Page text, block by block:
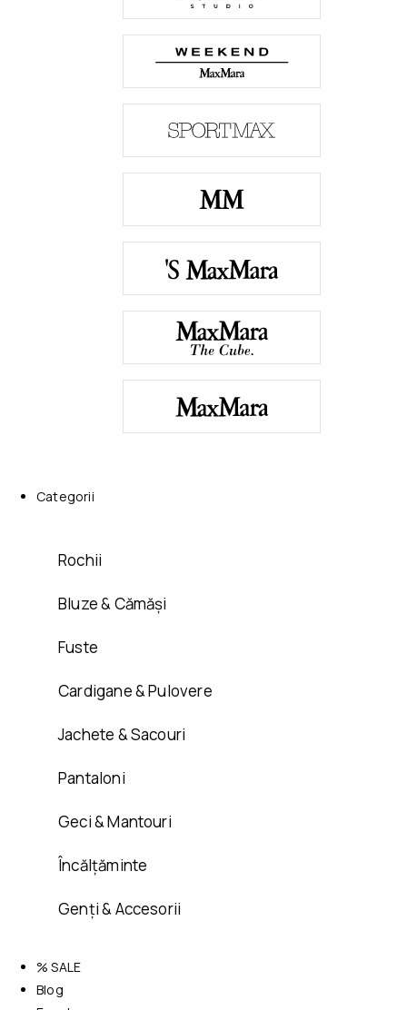
Categorii
Rochii
Bluze & Cămăși
Fuste
Cardigane & Pulovere
Jachete & Sacouri
Pantaloni
Geci & Mantouri
Încălțăminte
Genți & Accesorii
% SALE
Blog